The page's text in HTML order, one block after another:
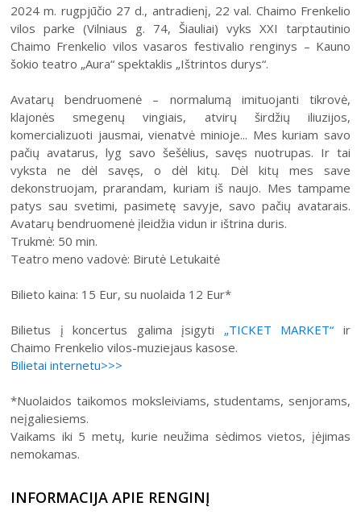
2024 m. rugpjūčio 27 d., antradienį, 22 val. Chaimo Frenkelio
vilos parke (Vilniaus g. 74, Šiauliai) vyks XXI tarptautinio
Chaimo Frenkelio vilos vasaros festivalio renginys – Kauno
šokio teatro „Aura“ spektaklis „Ištrintos durys“.
Avatarų bendruomenė – normalumą imituojanti tikrovė,
klajonės smegenų vingiais, atvirų širdžių iliuzijos,
komercializuoti jausmai, vienatvė minioje... Mes kuriam savo
pačių avatarus, lyg savo šešėlius, savęs nuotrupas. Ir tai
vyksta ne dėl savęs, o dėl kitų. Dėl kitų mes save
dekonstruojam, prarandam, kuriam iš naujo. Mes tampame
patys sau svetimi, pasimetę savyje, savo pačių avatarais.
Avatarų bendruomenė įleidžia vidun ir ištrina duris.
Trukmė: 50 min.
Teatro meno vadovė: Birutė Letukaitė
Bilieto kaina: 15 Eur, su nuolaida 12 Eur*
Bilietus į koncertus galima įsigyti „TICKET MARKET“ ir
Chaimo Frenkelio vilos-muziejaus kasose.
Bilietai internetu>>>
*Nuolaidos taikomos moksleiviams, studentams, senjorams,
neįgaliesiems.
Vaikams iki 5 metų, kurie neužima sėdimos vietos, įėjimas
nemokamas.
INFORMACIJA APIE RENGINĮ